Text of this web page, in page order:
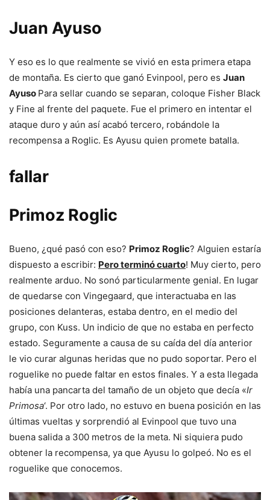
Juan Ayuso
Y eso es lo que realmente se vivió en esta primera etapa
de montaña. Es cierto que ganó Evinpool, pero es Juan
Ayuso Para sellar cuando se separan, coloque Fisher Black
y Fine al frente del paquete. Fue el primero en intentar el
ataque duro y aún así acabó tercero, robándole la
recompensa a Roglic. Es Ayusu quien promete batalla.
fallar
Primoz Roglic
Bueno, ¿qué pasó con eso? Primoz Roglic? Alguien estaría
dispuesto a escribir: Pero terminó cuarto! Muy cierto, pero
realmente arduo. No sonó particularmente genial. En lugar
de quedarse con Vingegaard, que interactuaba en las
posiciones delanteras, estaba dentro, en el medio del
grupo, con Kuss. Un indicio de que no estaba en perfecto
estado. Seguramente a causa de su caída del día anterior
le vio curar algunas heridas que no pudo soportar. Pero el
roguelike no puede faltar en estos finales. Y a esta llegada
había una pancarta del tamaño de un objeto que decía «Ir
Primosa‘. Por otro lado, no estuvo en buena posición en las
últimas vueltas y sorprendió al Evinpool que tuvo una
buena salida a 300 metros de la meta. Ni siquiera pudo
obtener la recompensa, ya que Ayusu lo golpeó. No es el
roguelike que conocemos.